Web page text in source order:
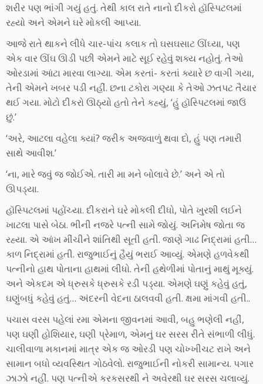
શરીર પણ ભાંગી ગયું હતું. તેથી કાલ રાતે નાનો દીકરો હૉસ્પિટલમાં
રહ્યો અને એમને ઘરે મોકલી આપ્યા.
આજે રાતે થાકને લીધે ચાર-પાંચ કલાક તો ઘસઘસાટ ઊંઘ્યા, પણ
એક વાર ઊંઘ ઊડી પછી એમને માટે સૂઈ રહેવું શક્ય નહોતું. તેઓ
ઓરડામાં આંટા મારવા લાગ્યા. એમ કરતાં- કરતાં ક્યારે છ વાગી ગયા,
તેની એમને ખબર પડી નહીં. છના ટકોરા ગણ્યા કે તેઓ ઝતપટ તૈયાર
થઈ ગયા. મોટો દીકરો ઊઠ્યો હતો તેને કહ્યું, ‘હું હૉસ્પિટલમાં જાઉં
છું.’
‘અરે, આટલા વહેલા ક્યાં? જરીક અજવાળું થવા દો, હું પણ તમારી
સાથે આવીશ.’
‘ના, મારે જવું જ જોઈએ. તારી મા મને બોલાવે છે.’ અને એ તો
ઊપડ્યા.
હૉસ્પિટલમાં પહોંચ્યા. દીકરાને ઘરે મોકલી દીધો, પોતે ખુરશી લઈને
ખાટલા પાસે બેઠા. ભીની નજરે પત્ની સામે જોયું. અનિમેષ જોતા જ
રહ્યા. એ આંખ મીંચીને શાંતિથી સૂતી હતી. જાણે ગાઢ નિદ્રામાં હતી…
કાળ નિદ્રામાં હતી. રાજુભાઈનું હૈયું ભરાઈ આવ્યું. એમણે હળવેકથી
પત્નીનો હાથ પોતાના હાથમાં લીધો. તેની હથેળીમાં પોતાનું માથું મૂક્યું.
અને એકદમ એ ધ્રુસકે ધ્રુસકે રડી પડ્યા. એમણે ઘણું કહેવું હતું,
ઘણુંબધું કહેવું હતું… અંદરની વેદના ઠાલવવી હતી. ક્ષમા માંગવી હતી..
પચાસ વરસ પહેલાં રમા એમના જીવનમાં આવી, બહુ ભણેલી નહીં,
પણ ઘણી હોશિયાર, ઘણી પ્રેમાળ, એમનું ઘર સરસ રીતે સંભાળી લીધું.
ચાલીવાળા મકાનમાં માત્ર એક જ ઓરડી પણ ચોખ્ખીચટ રાખે અને
સામાન બધો વ્યવસ્થિત ગોઠવેલો. રાજુભાઈની નોકરી સામાન્ય. પગાર
ઝાઝો નહીં. પણ પત્નીએ કરકસરથી ને અવેરથી ઘર સરસ ચલાવ્યું.